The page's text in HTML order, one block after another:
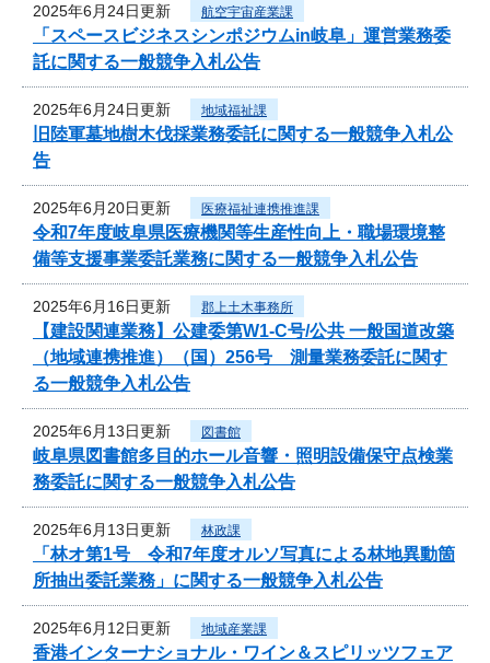
2025年6月24日更新 航空宇宙産業課
「スペースビジネスシンポジウムin岐阜」運営業務委
託に関する一般競争入札公告
2025年6月24日更新 地域福祉課
旧陸軍墓地樹木伐採業務委託に関する一般競争入札公
告
2025年6月20日更新 医療福祉連携推進課
令和7年度岐阜県医療機関等生産性向上・職場環境整
備等支援事業委託業務に関する一般競争入札公告
2025年6月16日更新 郡上土木事務所
【建設関連業務】公建委第W1-C号/公共 一般国道改築
（地域連携推進）（国）256号 測量業務委託に関す
る一般競争入札公告
2025年6月13日更新 図書館
岐阜県図書館多目的ホール音響・照明設備保守点検業
務委託に関する一般競争入札公告
2025年6月13日更新 林政課
「林オ第1号 令和7年度オルソ写真による林地異動箇
所抽出委託業務」に関する一般競争入札公告
2025年6月12日更新 地域産業課
香港インターナショナル・ワイン＆スピリッツフェア